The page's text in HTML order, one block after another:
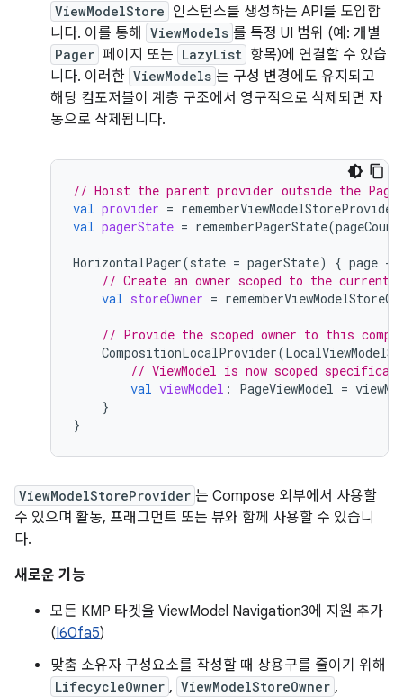
ViewModelStore 인스턴스를 생성하는 API를 도입합
니다. 이를 통해
ViewModels 를 특정 UI 범위 (예: 개별
Pager 페이지 또는 LazyList 항목)에 연결할 수 있습
니다. 이러한 ViewModels 는 구성 변경에도 유지되고
해당 컴포저블이 계층 구조에서 영구적으로 삭제되면 자
동으로 삭제됩니다.
// Hoist the parent provider outside the
val provider = rememberViewModelStoreProvider
val pagerState = rememberPagerState(pageCount
HorizontalPager(state = pagerState) { page -
// Create an owner scoped to the current
val storeOwner =
// Provide the scoped owner to this
CompositionLocalProvider(
// ViewModel is now scoped
val viewModel : PageViewModel =
}
}
ViewModelStoreProvider 는 Compose 외부에서 사용할
수 있으며 활동, 프래그먼트 또는 뷰와 함께 사용할 수 있습니
다.
새로운 기능
모든 KMP 타겟을 ViewModel Navigation3에 지원 추가
(I60fa5)
맞춤 소유자 구성요소를 작성할 때 상용구를 줄이기 위해
LifecycleOwner , ViewModelStoreOwner ,